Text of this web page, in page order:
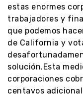
estas enormes
trabajadores y
que podemos
de California y
solución.Esta
corporaciones
centavos